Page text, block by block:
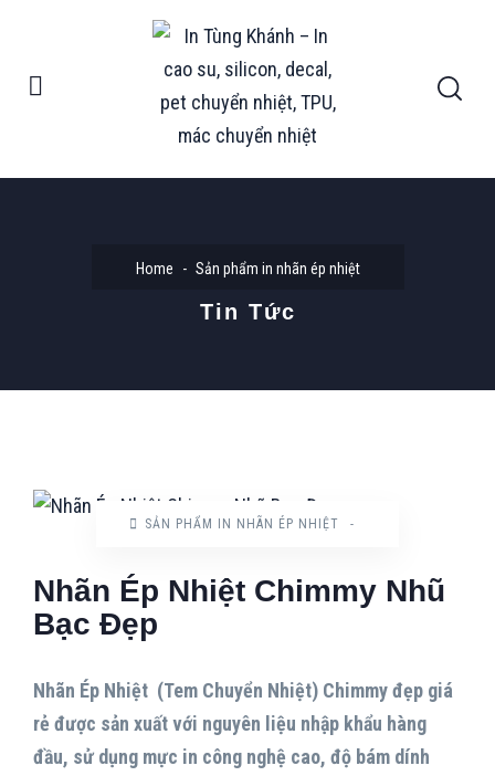
Home Sản phẩm in nhãn ép nhiệt
Tin Tức
SẢN PHẨM IN NHÃN ÉP NHIỆT -
Nhãn Ép Nhiệt Chimmy Nhũ
Bạc Đẹp
Nhãn Ép Nhiệt (Tem Chuyển Nhiệt) Chimmy đẹp giá
rẻ được sản xuất với nguyên liệu nhập khẩu hàng
đầu, sử dụng mực in công nghệ cao, độ bám dính